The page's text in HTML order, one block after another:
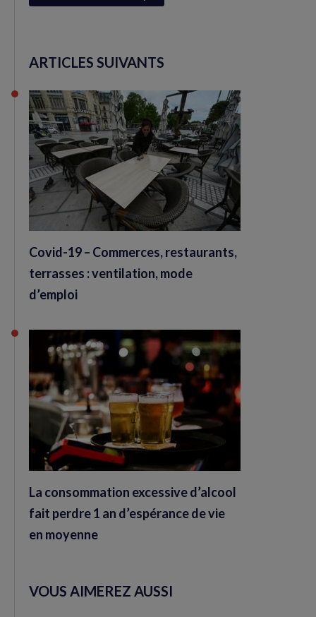
ARTICLES SUIVANTS
Covid-19 – Commerces, restaurants,
terrasses : ventilation, mode
d’emploi
La consommation excessive d’alcool
fait perdre 1 an d’espérance de vie
en moyenne
VOUS AIMEREZ AUSSI